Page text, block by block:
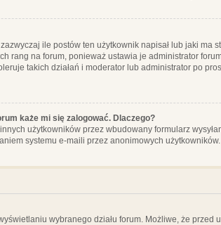
ile postów ten użytkownik napisał lub jaki ma
rang na forum, ponieważ ustawia je administrator
takich działań i moderator lub administrator po
każe mi się zalogować. Dlaczego?
użytkowników przez wbudowany formularz
systemu e-maili przez anonimowych użytkowników.
wybranego działu forum. Możliwe, że przed